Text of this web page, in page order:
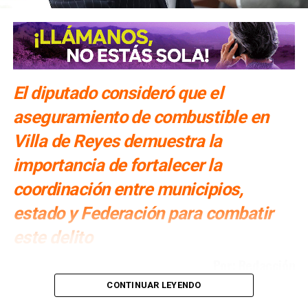
El diputado consideró que el
aseguramiento de combustible en
Villa de Reyes demuestra la
importancia de fortalecer la
coordinación entre municipios,
estado y Federación para combatir
este delito
Cuauhtli Badillo Moreno, presidente de la Comisión de
CONTINUAR LEYENDO